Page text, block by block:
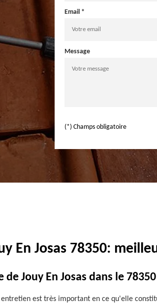
Email *
Message
(*) Champs obligatoire
En Josas 78350:
Jouy En Josas dans le 78350
est très important en ce qu'elle